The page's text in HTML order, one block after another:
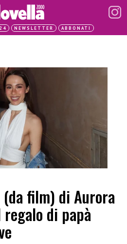
NEWSLETTER ABBONATI
film) di Aurora
di papà